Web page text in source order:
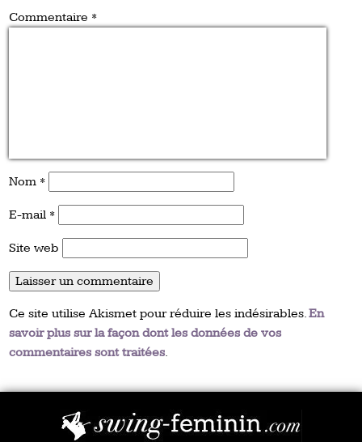
Commentaire *
Nom *
E-mail *
Site web
Ce site utilise Akismet pour réduire les indésirables.En
savoir plus sur la façon dont les données de vos
commentaires sont traitées.